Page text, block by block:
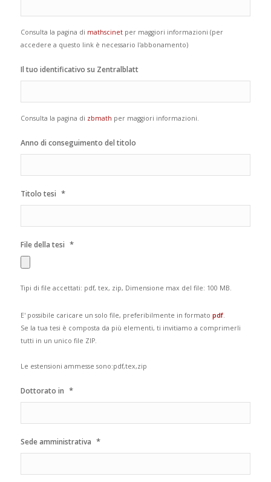
Consulta la pagina di mathscinetper maggiori informazioni (per
accedere a questo link è necessario l'abbonamento)
Il tuo identificativo su Zentralblatt
Consulta la pagina di zbmath per maggiori informazioni.
Anno di conseguimento del titolo
Titolo tesi *
File della tesi *
Tipi di file accettati: pdf, tex, zip, Dimensione max del file: 100 MB.
E' possibile caricare un solo file, preferibilmente in formato pdf.
Se la tua tesi è composta da più elementi, ti invitiamo a comprimerli
tutti in un unico file ZIP.
Le estensioni ammesse sono:pdf,tex,zip
Dottorato in *
Sede amministrativa *